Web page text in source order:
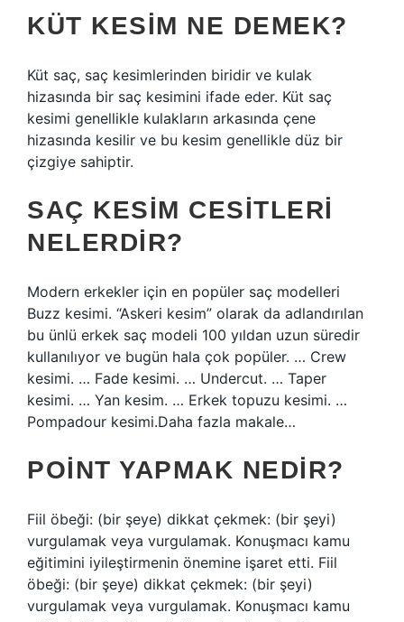
KÜT KESIM NE DEMEK?
Küt saç, saç kesimlerinden biridir ve kulak
hizasında bir saç kesimini ifade eder. Küt saç
kesimi genellikle kulakların arkasında çene
hizasında kesilir ve bu kesim genellikle düz bir
çizgiye sahiptir.
SAÇ KESIM CESITLERI
NELERDIR?
Modern erkekler için en popüler saç modelleri
Buzz kesimi. “Askeri kesim” olarak da adlandırılan
bu ünlü erkek saç modeli 100 yıldan uzun süredir
kullanılıyor ve bugün hala çok popüler. … Crew
kesimi. … Fade kesimi. … Undercut. … Taper
kesimi. … Yan kesim. … Erkek topuzu kesimi. …
Pompadour kesimi.Daha fazla makale…
POINT YAPMAK NEDIR?
Fiil öbeği: (bir şeye) dikkat çekmek: (bir şeyi)
vurgulamak veya vurgulamak. Konuşmacı kamu
eğitimini iyileştirmenin önemine işaret etti. Fiil
öbeği: (bir şeye) dikkat çekmek: (bir şeyi)
vurgulamak veya vurgulamak. Konuşmacı kamu